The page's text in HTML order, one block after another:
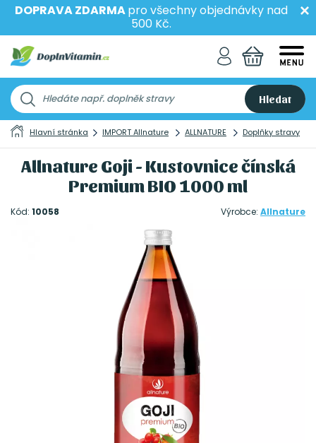
DOPRAVA ZDARMApro všechny objednávky nad
500 Kč.
Hledat
Hlavní stránka IMPORT Allnature ALLNATURE Doplňky stravy
Allnature Goji - Kustovnice čínská
Premium BIO 1000 ml
Kód: 10058 Výrobce: Allnature